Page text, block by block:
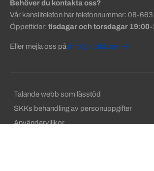
Behöver du kontakta oss?
Vår kanslitelefon har telefonnummer: 08-663
Öppettider: tisdagar och torsdagar
Eller mejla oss på info@stokk.se
Sekundära sidfotslänkar
Talande webb som lässtöd
SKKs behandling av personuppgifter
Användarvillkor